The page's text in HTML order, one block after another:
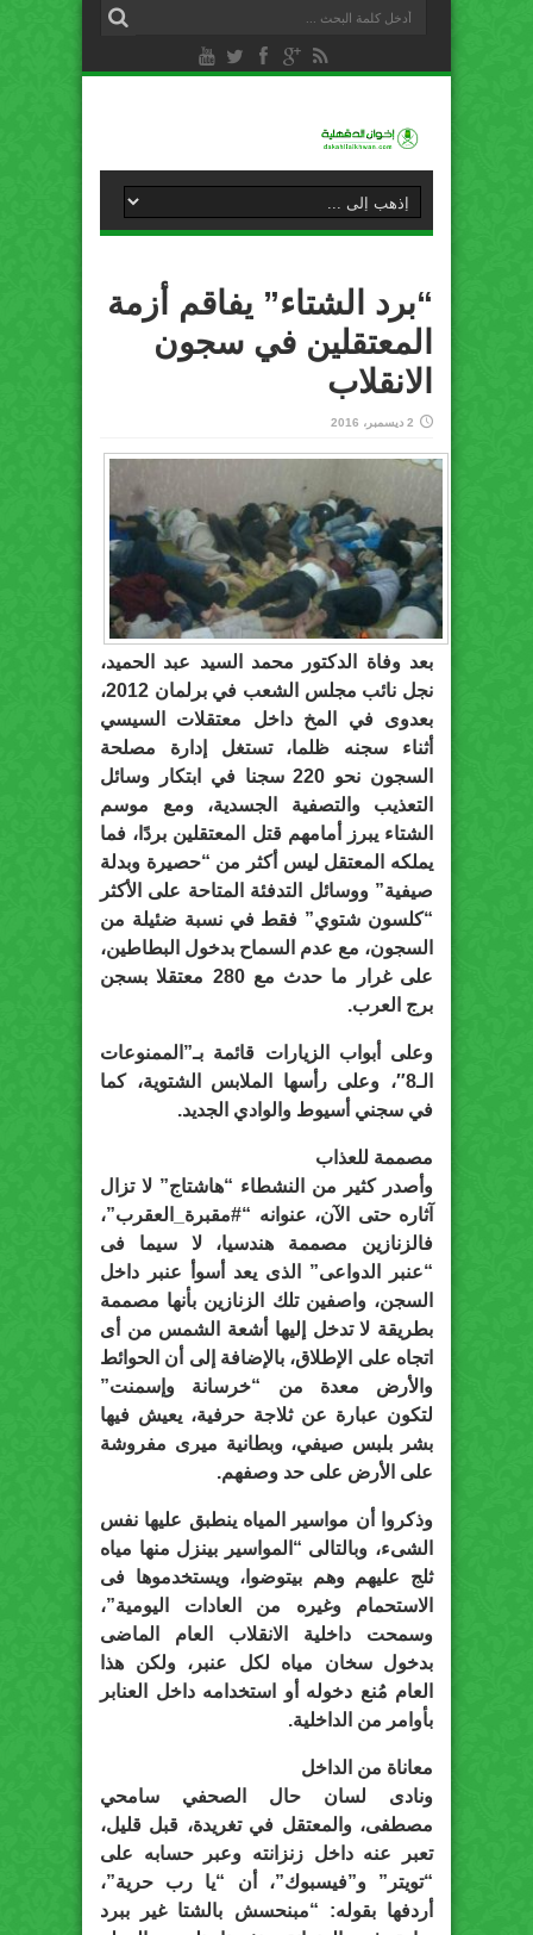
“برد الشتاء” يفاقم أزمة
المعتقلين في سجون
الانقلاب
2 ديسمبر، 2016
بعد وفاة الدكتور محمد السيد عبد الحميد،
نجل نائب مجلس الشعب في برلمان 2012،
بعدوى في المخ داخل معتقلات السيسي
أثناء سجنه ظلما، تستغل إدارة مصلحة
السجون نحو 220 سجنا في ابتكار وسائل
التعذيب والتصفية الجسدية، ومع موسم
الشتاء يبرز أمامهم قتل المعتقلين بردًا، فما
يملكه المعتقل ليس أكثر من “حصيرة وبدلة
صيفية” ووسائل التدفئة المتاحة على الأكثر
“كلسون شتوي” فقط في نسبة ضئيلة من
السجون، مع عدم السماح بدخول البطاطين،
على غرار ما حدث مع 280 معتقلا بسجن
برج العرب.
وعلى أبواب الزيارات قائمة بـ”الممنوعات
الـ8″، وعلى رأسها الملابس الشتوية، كما
في سجني أسيوط والوادي الجديد.
مصممة للعذاب
وأصدر كثير من النشطاء “هاشتاج” لا تزال
آثاره حتى الآن، عنوانه “#مقبرة_العقرب”،
فالزنازين مصممة هندسيا، لا سيما فى
“عنبر الدواعى” الذى يعد أسوأ عنبر داخل
السجن، واصفين تلك الزنازين بأنها مصممة
بطريقة لا تدخل إليها أشعة الشمس من أى
اتجاه على الإطلاق، بالإضافة إلى أن الحوائط
والأرض معدة من “خرسانة وإسمنت”
لتكون عبارة عن ثلاجة حرفية، يعيش فيها
بشر بلبس صيفي، وبطانية ميرى مفروشة
على الأرض على حد وصفهم.
وذكروا أن مواسير المياه ينطبق عليها نفس
الشىء، وبالتالى “المواسير بينزل منها مياه
ثلج عليهم وهم بيتوضوا، ويستخدموها فى
الاستحمام وغيره من العادات اليومية”،
وسمحت داخلية الانقلاب العام الماضى
بدخول سخان مياه لكل عنبر، ولكن هذا
العام مُنع دخوله أو استخدامه داخل العنابر
بأوامر من الداخلية.
معاناة من الداخل
ونادى لسان حال الصحفي سامحي
مصطفى، والمعتقل في تغريدة، قبل قليل،
تعبر عنه داخل زنزانته وعبر حسابه على
“تويتر” و”فيسبوك”، أن “يا رب حرية”،
أردفها بقوله: “‏مبنحسش بالشتا غير ببرد